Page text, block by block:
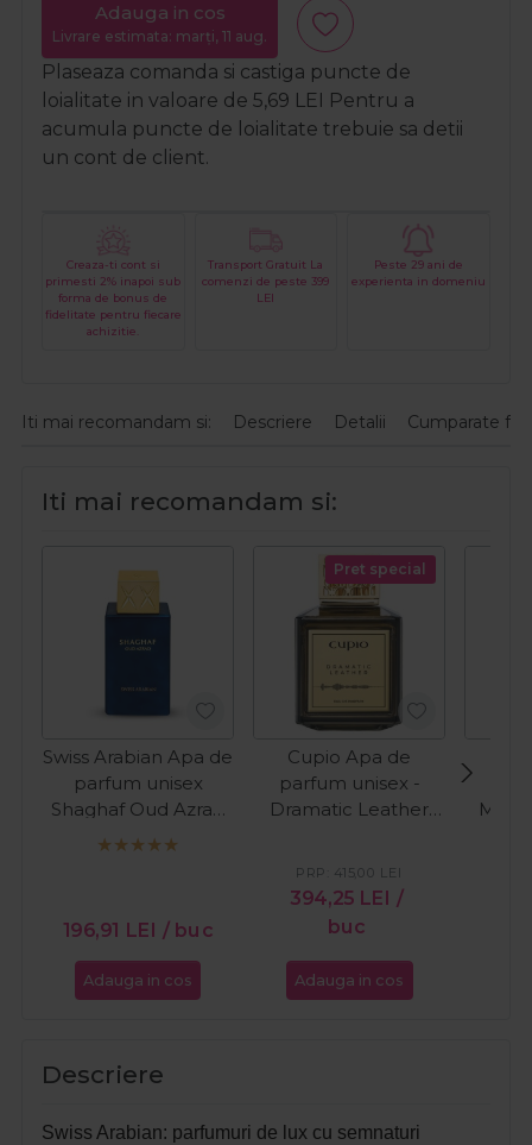
Adauga in cos
Livrare estimata: marți, 11 aug.
Plaseaza comanda si castiga puncte de
loialitate in valoare de 5,69 LEI Pentru a
acumula puncte de loialitate trebuie sa detii
un cont de client.
Creaza-ti cont si
primesti 2% inapoi sub
forma de bonus de
fidelitate pentru fiecare
achizitie.
Transport Gratuit La
comenzi de peste 399
LEI
Peste 29 ani de
experienta in domeniu
Iti mai recomandam si: Descriere Detalii Cumparate
Iti mai recomandam si:
Swiss Arabian Apa de
parfum unisex
Shaghaf Oud Azraq
EDP 75ml
196,91 LEI / buc
Adauga in cos
Pret special
Cupio Apa de
parfum unisex -
Dramatic Leather
394,25 LEI /
buc
PRP: 415,00 LEI
Adauga in cos
Descriere
Swiss Arabian: parfumuri de lux cu semnaturi